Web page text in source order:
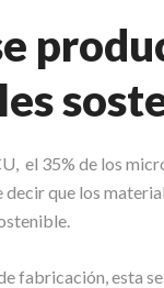
el 35% de los
decir que los
fabricación, esta